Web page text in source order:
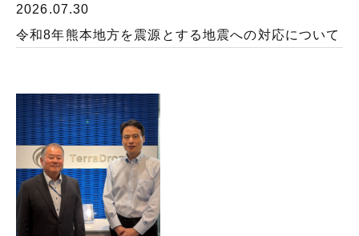
2026.07.30
令和8年熊本地方を震源とする地震への対応について